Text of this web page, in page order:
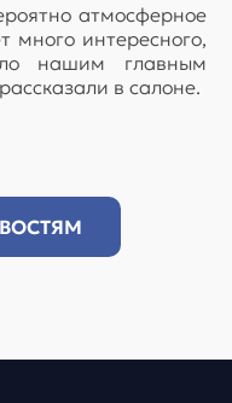
атмосферное
много интересного,
нашим главным
в салоне.